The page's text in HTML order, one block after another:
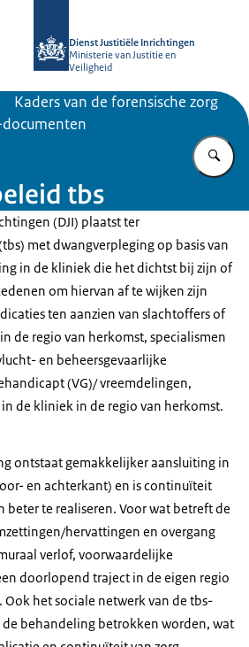
Dienst Justitiële Inrichtingen
Ministerie van Justitie en
Veiligheid
Kaders van de forensische zorg
tbs
(DJI) plaatst ter
met dwangverpleging op basis van
in de kliniek die het dichtst bij zijn of
om hiervan af te wijken zijn
ten aanzien van slachtoffers of
de regio van herkomst, specialismen
en beheersgevaarlijke
(VG)/ vreemdelingen,
de kliniek in de regio van herkomst.
ontstaat gemakkelijker aansluiting in
en achterkant) en is continuïteit
beter te realiseren. Voor wat betreft de
hervattingen en overgang
verlof, voorwaardelijke
doorlopend traject in de eigen regio
het sociale netwerk van de tbs-
behandeling betrokken worden, wat